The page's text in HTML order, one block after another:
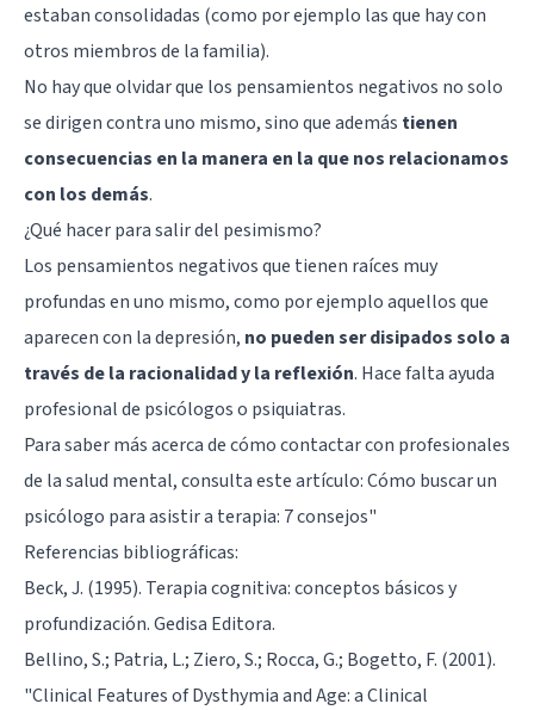
estaban consolidadas (como por ejemplo las que hay con
otros miembros de la familia).
No hay que olvidar que los pensamientos negativos no solo
se dirigen contra uno mismo, sino que además tienen
consecuencias en la manera en la que nos relacionamos
con los demás.
¿Qué hacer para salir del pesimismo?
Los pensamientos negativos que tienen raíces muy
profundas en uno mismo, como por ejemplo aquellos que
aparecen con la depresión, no pueden ser disipados solo a
través de la racionalidad y la reflexión. Hace falta ayuda
profesional de psicólogos o psiquiatras.
Para saber más acerca de cómo contactar con profesionales
de la salud mental, consulta este artículo:Cómo buscar un
psicólogo para asistir a terapia: 7 consejos"
Referencias bibliográficas:
Beck, J. (1995). Terapia cognitiva: conceptos básicos y
profundización. Gedisa Editora.
Bellino, S.; Patria, L.; Ziero, S.; Rocca, G.; Bogetto, F. (2001).
"Clinical Features of Dysthymia and Age: a Clinical